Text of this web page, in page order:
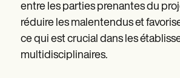
entre les parties prenantes du
réduire les malentendus et
ce qui est crucial dans les
multidisciplinaires.